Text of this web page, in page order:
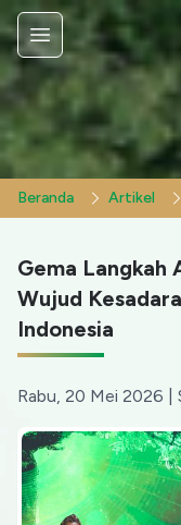
Menu
Beranda Artikel
Gema Langkah
Wujud
Indonesia
Rabu, 20 Mei 2026